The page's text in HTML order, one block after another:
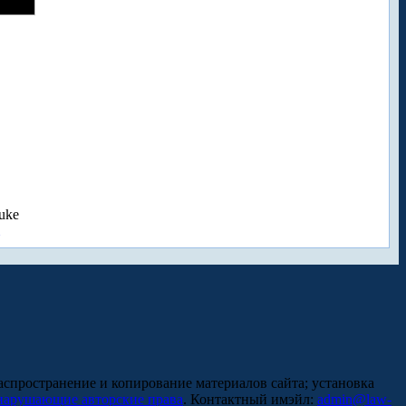
и копирование материалов сайта; установка
авторские права. Контактный имэйл: admin@law-